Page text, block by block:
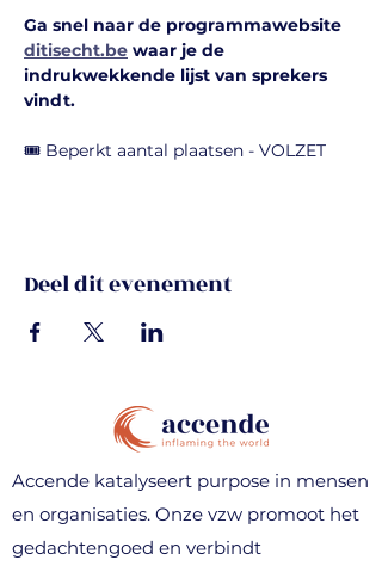
Ga snel naar de programmawebsite
ditisecht.be waar je de
indrukwekkende lijst van sprekers
vindt.
🎟️ Beperkt aantal plaatsen - VOLZET
Deel dit evenement
Accende katalyseert purpose in mensen
en organisaties. Onze vzw promoot het
gedachtengoed en verbindt